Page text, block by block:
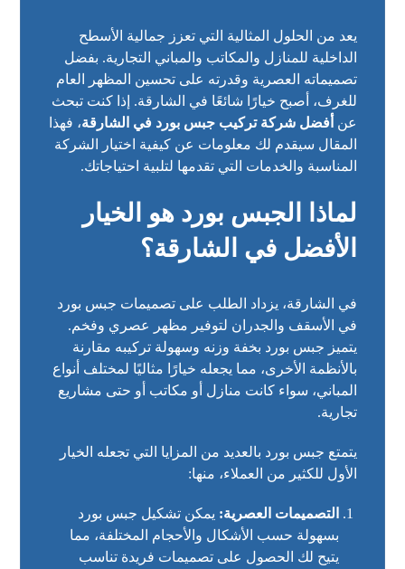
يعد من الحلول المثالية التي تعزز جمالية الأسطح
الداخلية للمنازل والمكاتب والمباني التجارية. بفضل
تصميماته العصرية وقدرته على تحسين المظهر العام
للغرف، أصبح خيارًا شائعًا في الشارقة. إذا كنت تبحث
عن أفضل شركة تركيب جبس بورد في الشارقة، فهذا
المقال سيقدم لك معلومات عن كيفية اختيار الشركة
المناسبة والخدمات التي تقدمها لتلبية احتياجاتك.
لماذا الجبس بورد هو الخيار
الأفضل في الشارقة؟
في الشارقة، يزداد الطلب على تصميمات جبس بورد
في الأسقف والجدران لتوفير مظهر عصري وفخم.
يتميز جبس بورد بخفة وزنه وسهولة تركيبه مقارنة
بالأنظمة الأخرى، مما يجعله خيارًا مثاليًا لمختلف أنواع
المباني، سواء كانت منازل أو مكاتب أو حتى مشاريع
تجارية.
يتمتع جبس بورد بالعديد من المزايا التي تجعله الخيار
الأول للكثير من العملاء، منها:
التصميمات العصرية: يمكن تشكيل جبس بورد
بسهولة حسب الأشكال والأحجام المختلفة، مما
يتيح لك الحصول على تصميمات فريدة تناسب